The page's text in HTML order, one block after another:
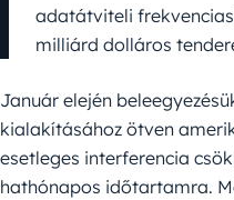
adatátviteli
milliárd dolláros
Január elején
kialakításához ötven
esetleges interferencia
hathónapos időtartamra.